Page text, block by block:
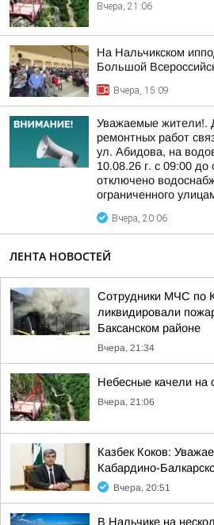
Вчера, 21:06
На Нальчикском
Большой
Вчера, 15:09
Уважаемые жители!.
ремонтных работ
ул. Абидова, на
10.08.26 г. с 09:00 до
отключено
ограниченного
Вчера, 20:06
ЛЕНТА НОВОСТЕЙ
Сотрудники МЧС по
ликвидировали
Баксанском районе
Вчера, 21:34
Небесные качели на
Вчера, 21:06
Казбек Коков:
Кабардино-
Вчера, 20:51
В Нальчике на